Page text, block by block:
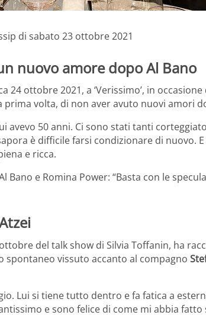
di sabato 23 ottobre 2021
nuovo amore dopo Al Bano
24 ottobre 2021, a ‘Verissimo’, in
prima volta, di non aver avuto nuovi amori
avevo 50 anni. Ci sono stati tanti
è difficile farsi condizionare di nuovo.
e ricca.
Bano e Romina Power: “Basta con le
del talk show di Silvia Toffanin, ha
spontaneo vissuto accanto al compagno
Lui si tiene tutto dentro e fa fatica a
e sono felice di come mi abbia